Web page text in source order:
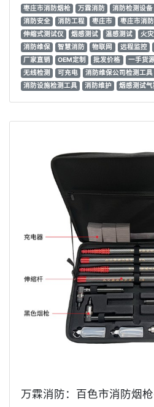
枣庄市消防烟枪 万霖消防 消防检测设备
消防安全
消防工程 枣庄市 枣庄市消防
伸缩式测试仪
烟感测试 温感测试 火
消防维保
智慧消防 物联网 远程监控
厂家直销
OEM定制 批发价格 一手货
无线检测
可充电 消防维保公司检测工具
消防设施检测工具
消防维护 烟感测试气
万霖消防：百色市消防烟枪